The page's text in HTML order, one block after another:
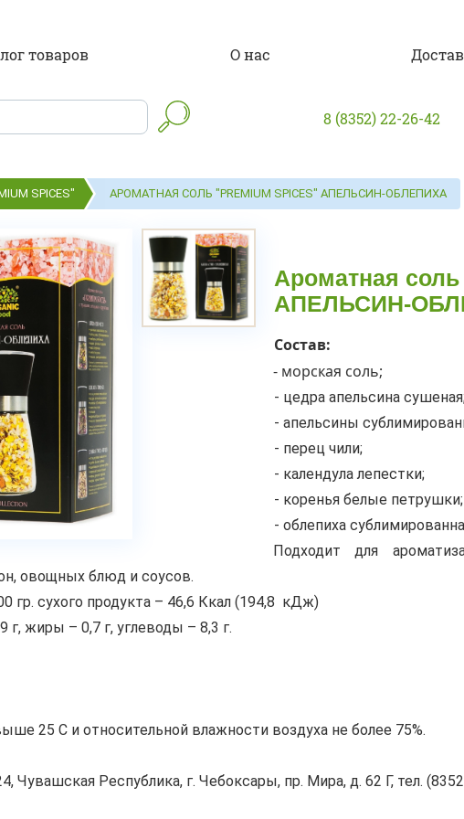
товаров О нас
8 (8352) 22-26-42
SPICES" АРОМАТНАЯ СОЛЬ "PREMIUM SPICES" АПЕЛЬСИН-ОБЛЕПИХА
Ароматная соль
АПЕЛЬСИН-
Состав:
- морская соль;
- цедра апельсина
- апельсины
- перец чили;
- календула лепестки;
- коренья белые петрушки;
- облепиха
Подходит для
овощных блюд и соусов.
гр. сухого продукта – 46,6 Ккал (194,8 кДж)
жиры – 0,7 г, углеводы – 8,3 г.
25 С и относительной влажности воздуха не более 75%.
Чувашская Республика, г. Чебоксары, пр. Мира, д. 62 Г, тел.